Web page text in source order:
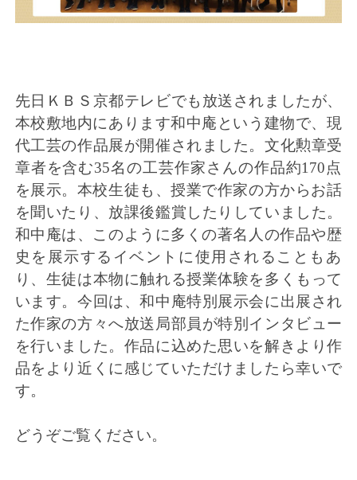
先日ＫＢＳ京都テレビでも放送されましたが、
本校敷地内にあり ます和中庵と いう建物で、現
代工芸の作品展が開催されました。文化勲章受
章者を含む35名の工芸作家さんの作品約170点
を展示。本校生徒も 、授業で作家の方からお話
を聞いたり、放課後鑑賞したりしていました。
和中庵は、 このように多 くの著名人の作品や歴
史を展示するイベントに使用されることもあ
り、生徒は本物に触れる授業体験を多くもって
います。今回は、和中庵特別展示会に出展され
た作家の方々へ放送局部員が特別インタビュー
を行いました。作品に込めた思いを解きより作
品をより近くに感じていただけましたら幸いで
す。
どうぞご覧ください。